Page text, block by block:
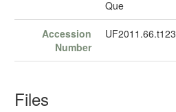
Que
Accession
Number
UF2011.66.t123
Files